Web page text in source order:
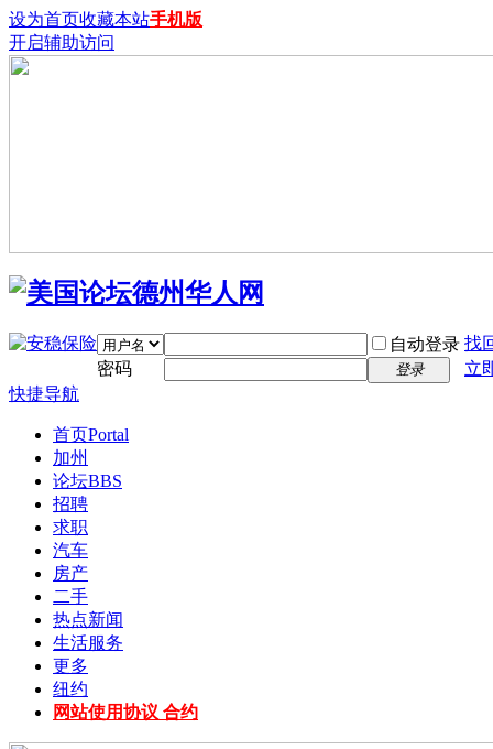
设为首页收藏本站手机版
开启辅助访问
自动登录 找
密码
登录
立
快捷导航
首页Portal
加州
论坛BBS
招聘
求职
汽车
房产
二手
热点新闻
生活服务
更多
纽约
网站使用协议 合约